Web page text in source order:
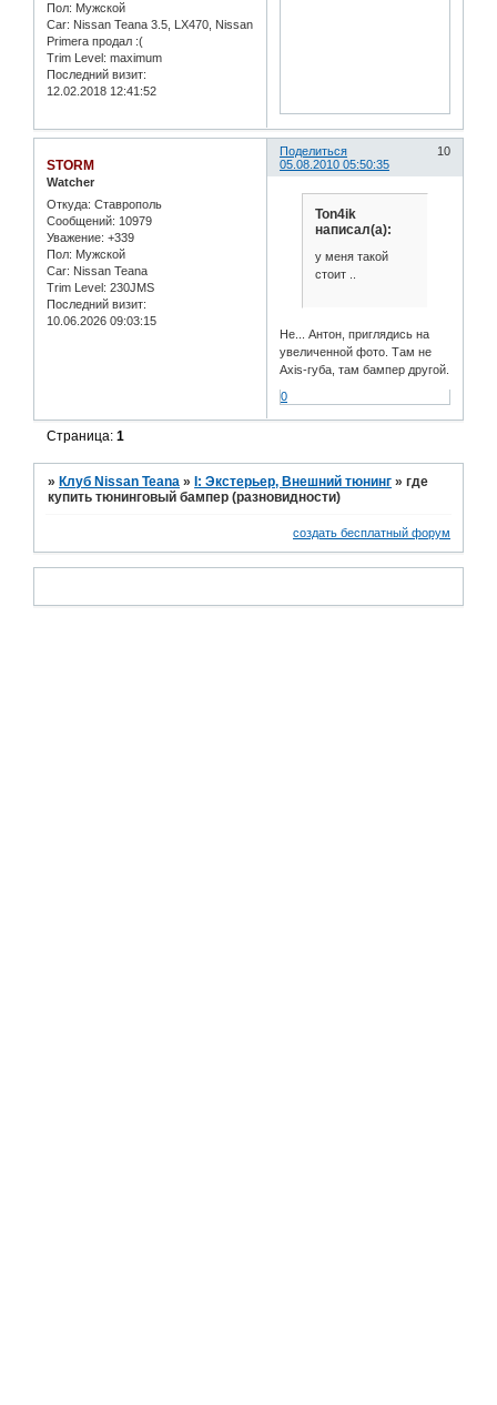
Пол: Мужской
Car: Nissan Teana 3.5, LX470, Nissan
Primera продал :(
Trim Level: maximum
Последний визит:
12.02.2018 12:41:52
Поделиться
10
05.08.2010 05:50:35
STORM
Watcher
Откуда: Ставрополь
Сообщений: 10979
Уважение: +339
Пол: Мужской
Car: Nissan Teana
Trim Level: 230JMS
Последний визит:
10.06.2026 09:03:15
Ton4ik
написал(а):
у меня такой
стоит ..
Не... Антон, приглядись на
увеличенной фото. Там не
Axis-губа, там бампер другой.
0
Страница:1
» Клуб Nissan Teana » I: Экстерьер, Внешний тюнинг »где
купить тюнинговый бампер (разновидности)
создать бесплатный форум